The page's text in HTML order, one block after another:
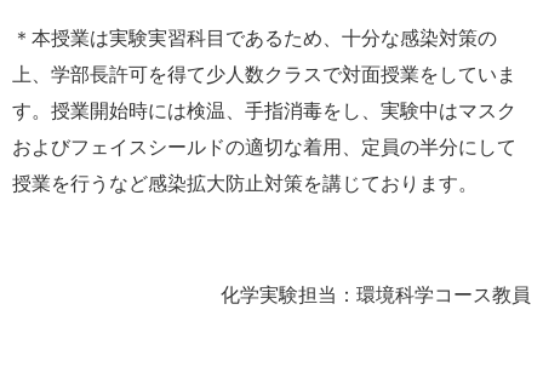
＊本授業は実験実習科目であるため、十分な感染対策の
上、学部長許可を得て少人数クラスで対面授業をしていま
す。授業開始時には検温、手指消毒をし、実験中はマスク
およびフェイスシールドの適切な着用、定員の半分にして
授業を行うなど感染拡大防止対策を講じております。
化学実験担当：環境科学コース教員